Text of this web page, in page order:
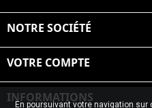
NOTRE SOCIÉTÉ
VOTRE COMPTE
INFORMATIONS
En poursuivant votre navigation